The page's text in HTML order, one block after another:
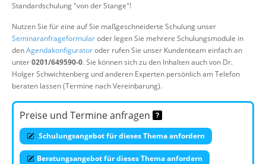
Standardschulung "von der Stange"!
Nutzen Sie für eine auf Sie maßgeschneiderte Schulung unser
Seminaranfrageformularoder legen Sie mehrere Schulungsmodule in
denAgendakonfiguratoroder rufen Sie unser Kundenteam einfach an
unter0201/649590-0. Sie können sich zu den Inhalten auch von Dr.
Holger Schwichtenberg und anderen Experten persönlich am Telefon
beraten lassen (Termine nach Vereinbarung).
Preise und Termine anfragen
Schulungsangebot für dieses Thema anfordern
Beratungsangebot für dieses Thema anfordern